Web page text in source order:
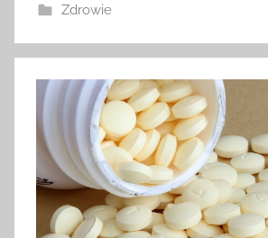
Zdrowie